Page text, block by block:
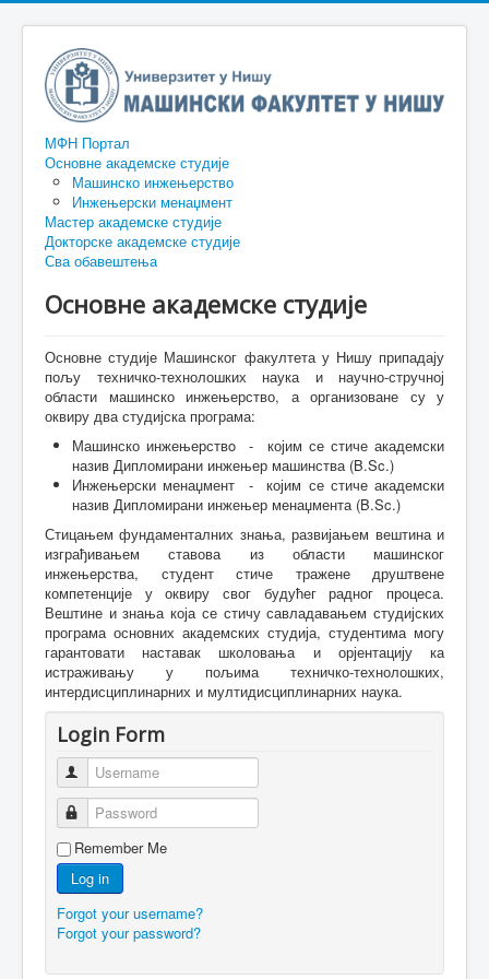
МФН Портал
Основне академске студије
Машинско инжењерство
Инжењерски менаџмент
Мастер академске студије
Докторске академске студије
Сва обавештења
Основне академске студије
Основне студије Машинског факултета у Нишу припадају
пољу техничко-технолошких наука и научно-стручној
области машинско инжењерство, а организоване су у
оквиру два студијска програма:
Машинско инжењерствo - којим се стиче академски
назив Дипломирани инжењер машинства (B.Sc.)
Инжењерски менаџмент - којим се стиче академски
назив Дипломирани инжењер менаџмента (B.Sc.)
Стицањем фундаменталних знања, развијањем вештина и
изграђивањем ставова из области машинског
инжењерства, студент стиче тражене друштвене
компетенције у оквиру свог будућег радног процеса.
Вештине и знања која се стичу савладавањем студијских
програма основних академских студија, студентима могу
гарантовати наставак школовања и орјентацију ка
истраживању у пољима техничко-технолошких,
интердисциплинарних и мултидисциплинарних наука.
Login Form
Username
Password
Remember Me
Log in
Forgot your username?
Forgot your password?